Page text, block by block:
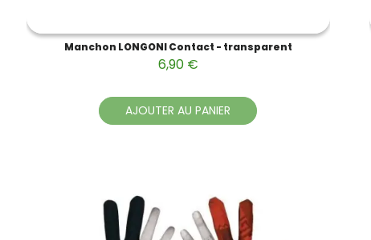
Manchon LONGONI Contact - transparent
6,90 €
AJOUTER AU PANIER